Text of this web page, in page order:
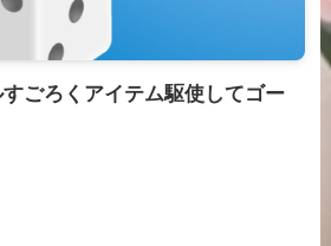
ごろくアイテム駆使してゴー